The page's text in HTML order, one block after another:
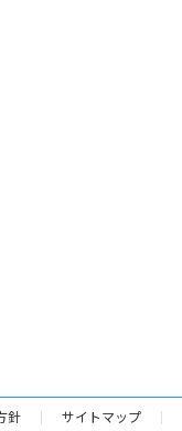
針 サイトマップ